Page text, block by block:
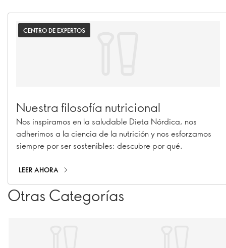
CENTRO DE EXPERTOS
Nuestra filosofía nutricional
Nos inspiramos en la saludable Dieta Nórdica, nos
adherimos a la ciencia de la nutrición y nos esforzamos
siempre por ser sostenibles: descubre por qué.
LEER AHORA
Otras Categorías